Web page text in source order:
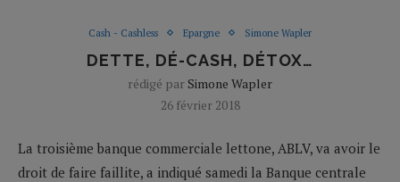
Cash - Cashless Epargne Simone Wapler
DETTE, DÉ-CASH, DÉTOX…
rédigé par Simone Wapler
26 février 2018
La troisième banque commerciale lettone, ABLV, va avoir le
droit de faire faillite, a indiqué samedi la Banque centrale